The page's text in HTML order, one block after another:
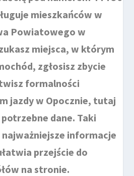
mieszkańców w
Powiatowego w
miejsca, w którym
zgłosisz zbycie
formalności
jazdy w Opocznie, tutaj
dane. Taki
informacje
przejście do
na stronie.